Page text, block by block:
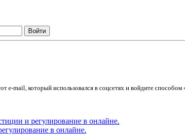
mail, который использовался в соцсетях и войдите способом
в онлайне.